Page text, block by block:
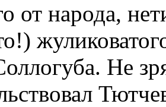
от народа,
Не